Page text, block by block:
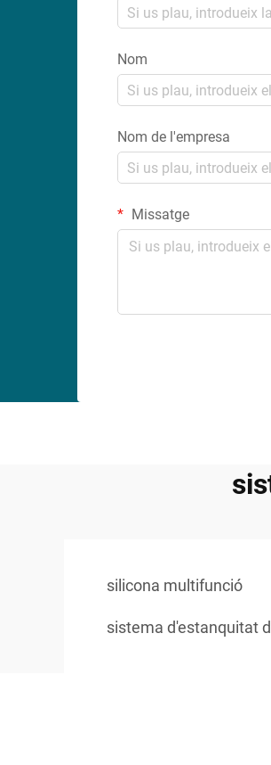
Nom
Nom de l'empresa
Missatge
silicona multifunció
sistema d'estanquitat